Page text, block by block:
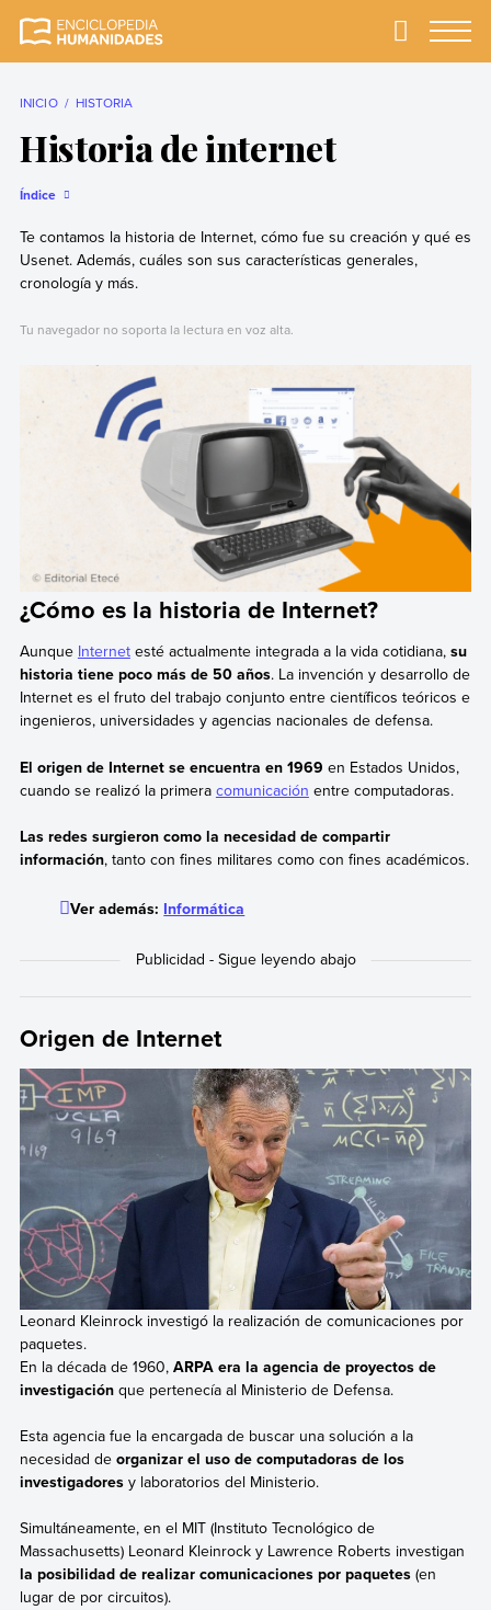
completa y más
Primary
INICIO HISTORIA
Historia de internet
Índice
Te contamos la historia de Internet, cómo fue su creación y qué es
Usenet. Además, cuáles son sus características generales,
cronología y más.
Tu navegador no soporta la lectura en voz alta.
¿Cómo es la historia de Internet?
Aunque Internetesté actualmente integrada a la vida cotidiana,su
historia tiene poco más de 50 años. La invención y desarrollo de
Internet es el fruto del trabajo conjunto entre científicos teóricos e
ingenieros, universidades y agencias nacionales de defensa.
El origen de Internet se encuentra en 1969 en Estados Unidos,
cuando se realizó la primera comunicación entre computadoras.
Las redes surgieron como la necesidad de compartir
información, tanto con fines militares como con fines académicos.
Ver además: Informática
Origen de Internet
Leonard Kleinrock investigó la realización de comunicaciones por
paquetes.
En la década de 1960, ARPA era la agencia de proyectos de
investigaciónque pertenecía al Ministerio de Defensa.
Esta agencia fue la encargada de buscar una solución a la
necesidad de organizar el uso de computadoras de los
investigadoresy laboratorios del Ministerio.
Simultáneamente, en el MIT (Instituto Tecnológico de
Massachusetts) Leonard Kleinrock y Lawrence Roberts investigan
la posibilidad de realizar comunicaciones por paquetes(en
lugar de por circuitos).